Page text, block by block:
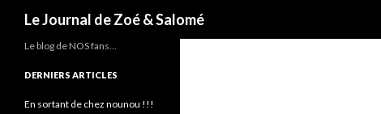
Le Journal de Zoé & Salomé
Le blog de NOS fans…
DERNIERS ARTICLES
En sortant de chez nounou !!!